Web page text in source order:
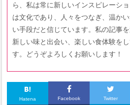
ら、私は常に新しいインスピレーシ
は文化であり、人々をつなぎ、温か
い手段だと信じています。私の記事
新しい味と出会い、楽しい食体験を
す。どうぞよろしくお願いします！
Hatena Facebook Twitter